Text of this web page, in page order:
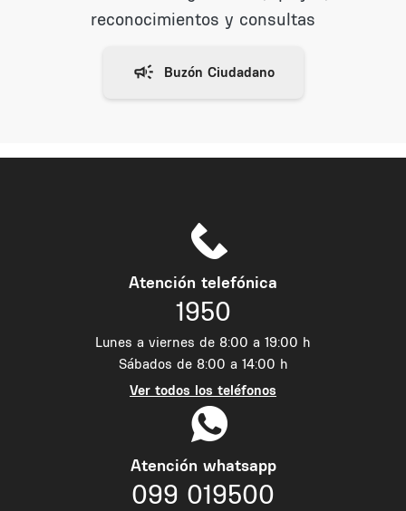
reconocimientos y consultas
Atención telefónica
1950
Lunes a viernes de 8:00 a 19:00 h
Sábados de 8:00 a 14:00 h
Ver todos los teléfonos
Atención whatsapp
099 019500